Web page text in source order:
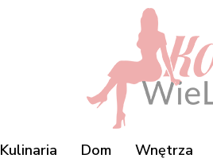
Kulinaria Dom Wnętrza